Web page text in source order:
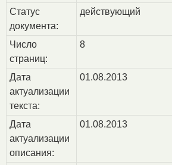
Статус
документа:
действующий
Число
страниц:
8
Дата
актуализации
текста:
01.08.2013
Дата
актуализации
описания:
01.08.2013